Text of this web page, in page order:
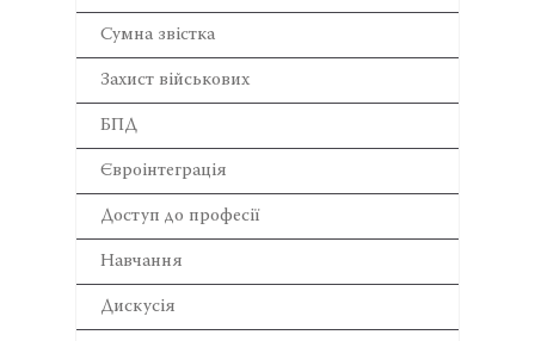
Сумна звістка
Захист військових
БПД
Євроінтеграція
Доступ до професії
Навчання
Дискусія